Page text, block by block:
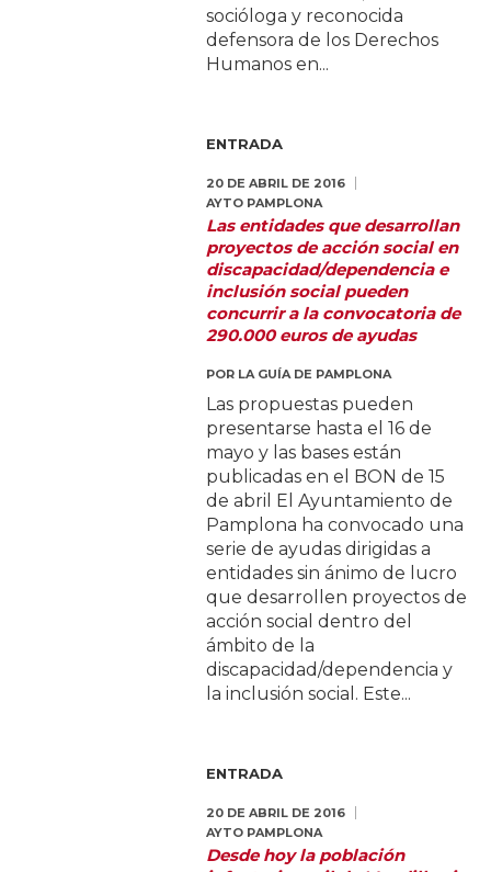
socióloga y reconocida
defensora de los Derechos
Humanos en...
ENTRADA
20 DE ABRIL DE 2016
AYTO PAMPLONA
Las entidades que desarrollan
proyectos de acción social en
discapacidad/dependencia e
inclusión social pueden
concurrir a la convocatoria de
290.000 euros de ayudas
POR LA GUÍA DE PAMPLONA
Las propuestas pueden
presentarse hasta el 16 de
mayo y las bases están
publicadas en el BON de 15
de abril El Ayuntamiento de
Pamplona ha convocado una
serie de ayudas dirigidas a
entidades sin ánimo de lucro
que desarrollen proyectos de
acción social dentro del
ámbito de la
discapacidad/dependencia y
la inclusión social. Este...
ENTRADA
20 DE ABRIL DE 2016
AYTO PAMPLONA
Desde hoy la población